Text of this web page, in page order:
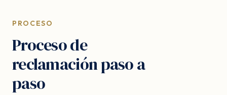
PROCESO
Proceso de
reclamación paso a
paso